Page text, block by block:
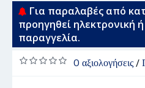
Για παραλαβές από
προηγηθεί ηλεκτρονική
παραγγελία.
0 αξιολογήσεις/